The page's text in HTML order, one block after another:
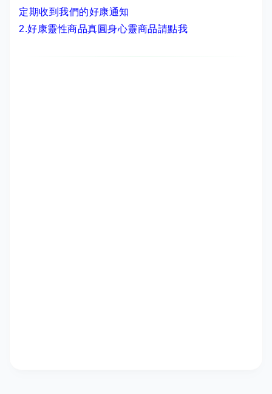
定期收到我們的好康通知
2.好康靈性商品真圓身心靈商品請點我